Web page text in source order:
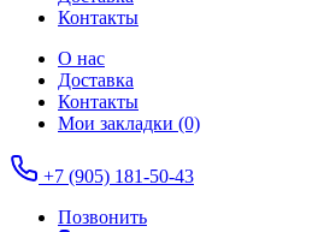
Контакты
О нас
Доставка
Контакты
Мои закладки (0)
+7 (905) 181-50-43
Позвонить